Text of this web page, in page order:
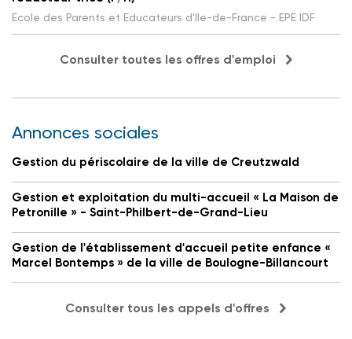
Ecole des Parents et Educateurs d'Ile-de-France - EPE IDF
Consulter toutes les offres d'emploi
Annonces sociales
Gestion du périscolaire de la ville de Creutzwald
Gestion et exploitation du multi-accueil « La Maison de
Petronille » - Saint-Philbert-de-Grand-Lieu
Gestion de l'établissement d'accueil petite enfance «
Marcel Bontemps » de la ville de Boulogne-Billancourt
Consulter tous les appels d'offres